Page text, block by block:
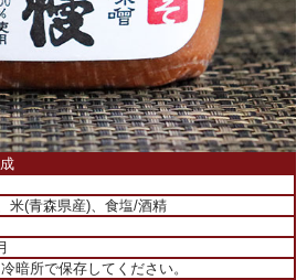
米(青森県産)、食塩/酒精
暗所で保存してください。